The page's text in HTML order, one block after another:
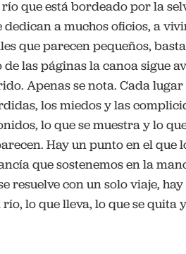
que está bordeado por la
a muchos oficios, a
que parecen pequeños,
las páginas la canoa sigue
Apenas se nota. Cada
los miedos y las
lo que se muestra y lo
Hay un punto en el que
que sostenemos en la
resuelve con un solo viaje,
lo que lleva, lo que se quita